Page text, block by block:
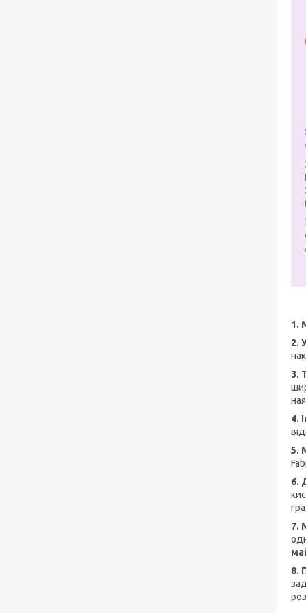
1.
2.
3.
4.
5.
6.
7.
8.